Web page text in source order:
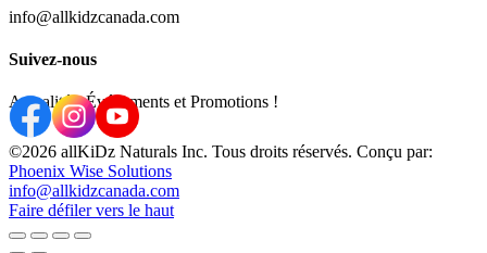
info@allkidzcanada.com
Suivez-nous
Actualités, Événements et Promotions !
©2026 allKiDz Naturals Inc. Tous droits réservés. Conçu par:
Phoenix Wise Solutions
info@allkidzcanada.com
Faire défiler vers le haut